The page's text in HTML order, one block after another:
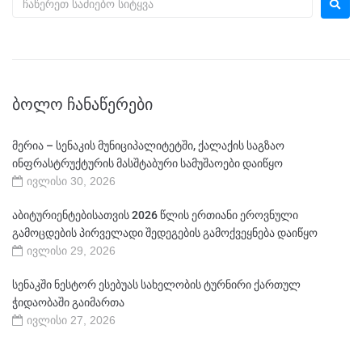
ᲑᲝᲚᲝ ᲩᲐᲜᲐᲬᲔᲠᲔᲑᲘ
მერია – სენაკის მუნიციპალიტეტში, ქალაქის საგზაო
ინფრასტრუქტურის მასშტაბური სამუშაოები დაიწყო
ივლისი 30, 2026
აბიტურიენტებისათვის 2026 წლის ერთიანი ეროვნული
გამოცდების პირველადი შედეგების გამოქვეყნება დაიწყო
ივლისი 29, 2026
სენაკში ნესტორ ესებუას სახელობის ტურნირი ქართულ
ჭიდაობაში გაიმართა
ივლისი 27, 2026